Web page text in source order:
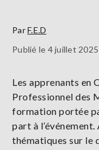
ParF.E.D
Publié le 4 juillet 2025
Les apprenants en
Professionnel des
formation portée
part à
thématiques sur le